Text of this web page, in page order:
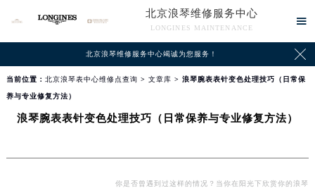
北京浪琴维修服务中心
LONGINES MAINTENANCE

北京浪琴维修服务中心竭诚为您服务！ 
当前位置： 北京浪琴表中心维修点查询 > 文章库 > 浪琴腕表表针变色处理技巧（日常保
养与专业修复方法）
浪琴腕表表针变色处理技巧（日常保养与专业修复方法）
你是否曾遇到过这样的情况？当你在阳光下欣赏你的浪琴